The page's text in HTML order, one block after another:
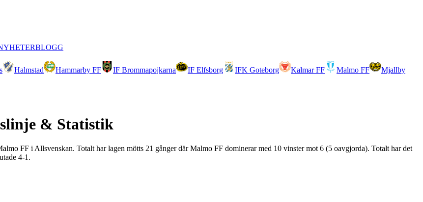
BLOGG
Halmstad Hammarby FF IF Brommapojkarna IF Elfsborg IFK Goteborg Kalmar FF Malmo FF
Mjallby
& Statistik
FF i Allsvenskan. Totalt har lagen mötts 21 gånger där Malmo FF dominerar med 10 vinster mot 6 (5 oavgjorda). Totalt har det
4-1.